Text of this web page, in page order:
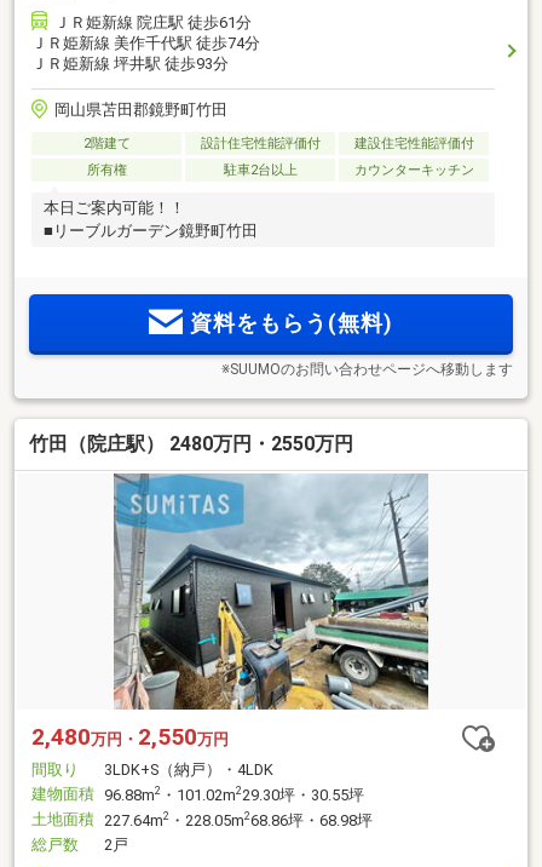
ＪＲ姫新線 院庄駅 徒歩61分
ＪＲ姫新線 美作千代駅 徒歩74分
ＪＲ姫新線 坪井駅 徒歩93分
岡山県苫田郡鏡野町竹田
2階建て 設計住宅性能評価付
建設住宅性能評価付
所有権
駐車2台以上 カウンターキッチン
本日ご案内可能！！
■リーブルガーデン鏡野町竹田
資料をもらう(無料)
※SUUMOのお問い合わせページへ移動します
竹田（院庄駅） 2480万円・2550万円
2,480万円・ 2,550万円
間取り
3LDK+S（納戸）・4LDK
建物面積 96.88m2 ・101.02m229.30坪・30.55坪
土地面積 227.64m2 ・228.05m268.86坪・68.98坪
総戸数
2戸